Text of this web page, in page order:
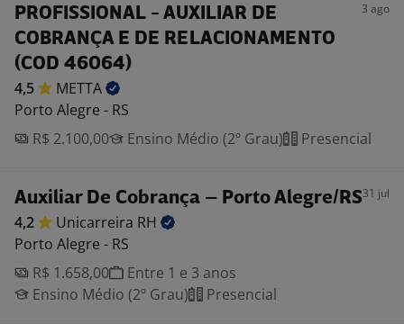
PROFISSIONAL - AUXILIAR DE
COBRANÇA E DE RELACIONAMENTO
(COD 46064)
3 ago
4,5
METTA
Porto Alegre - RS
R$ 2.100,00
Ensino Médio (2º Grau) Presencial
Auxiliar De Cobrança – Porto Alegre/RS31 jul
4,2 Unicarreira RH
Porto Alegre - RS
R$ 1.658,00
Entre 1 e 3 anos
Ensino Médio (2º Grau)
Presencial